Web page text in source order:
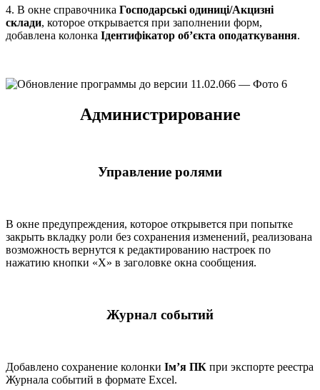
4. В окне справочника Господарські одиниці/Акцизні
склади, которое открывается при заполнении форм,
добавлена колонка Ідентифікатор об’єкта оподаткування.
Администрирование
Управление ролями
В окне предупреждения, которое открывется при попытке
закрыть вкладку роли без сохранения изменений, реализована
возможность вернутся к редактированию настроек по
нажатию кнопки «Х» в заголовке окна сообщения.
Журнал событий
Добавлено сохранение колонки Ім’я ПК при экспорте реестра
Журнала событий в формате Excel.